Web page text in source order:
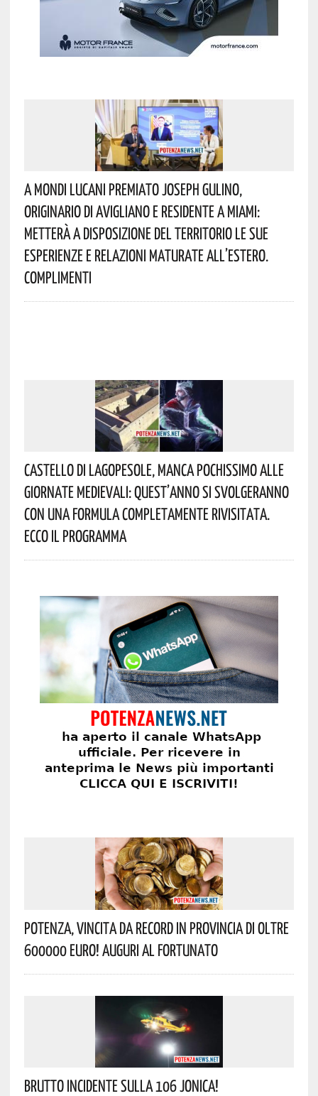
A Mondi Lucani Premiato Joseph Gulino,
Originario Di Avigliano E Residente A Miami:
Metterà A Disposizione Del Territorio Le Sue
Esperienze E Relazioni Maturate All’estero.
Complimenti
Castello Di Lagopesole, Manca Pochissimo Alle
Giornate Medievali: Quest’anno Si Svolgeranno
Con Una Formula Completamente Rivisitata.
Ecco Il Programma
Potenza, Vincita Da Record In Provincia Di Oltre
600000 Euro! Auguri Al Fortunato
Brutto Incidente Sulla 106 Jonica!